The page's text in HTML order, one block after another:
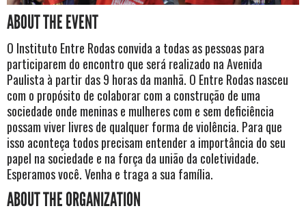
ABOUT THE EVENT
O Instituto Entre Rodas convida a todas as pessoas para
participarem do encontro que será realizado na Avenida
Paulista à partir das 9 horas da manhã. O Entre Rodas nasceu
com o propósito de colaborar com a construção de uma
sociedade onde meninas e mulheres com e sem deficiência
possam viver livres de qualquer forma de violência. Para que
isso aconteça todos precisam entender a importância do seu
papel na sociedade e na força da união da coletividade.
Esperamos você. Venha e traga a sua família.
ABOUT THE ORGANIZATION